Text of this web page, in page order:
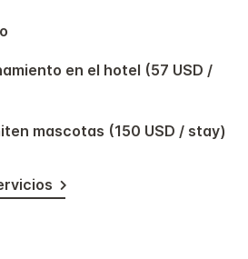
mascotas (150 USD / stay)